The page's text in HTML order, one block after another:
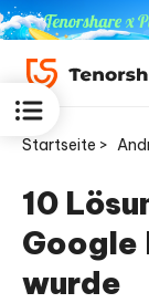
ReiBoot
for iOS
Startseite >
10
Google
wurde